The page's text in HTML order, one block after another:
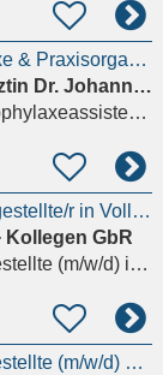
ZFA / ZMP (m/w/d) Prophylaxe & Praxisorganisation an der Fressgass
Art of Dental Care - Zahnärztin Dr. Johanna Klockenkämper
ZMP / Zahnmedizinische Prophylaxeassistenz (m/w/d)
Zahnmedizinische/r Fachangestellte/r in Vollzeit oder Teilzeit
Kollegen GbR
(m/w/d)in Frankfurt am Main
Zahnmedizinische Fachangestellte (m/w/d) KFO-Praxis in Frankfurt am Main